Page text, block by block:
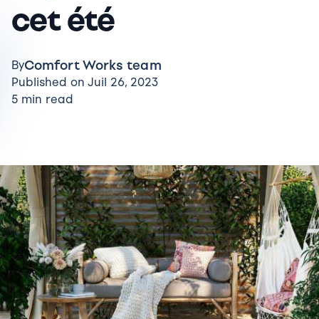
cet été
ByComfort Works team
Published on Juil 26, 2023
5 min read